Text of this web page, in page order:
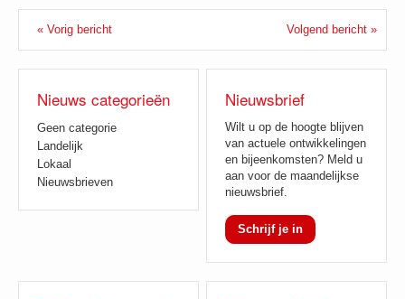
« Vorig bericht Volgend bericht »
Nieuws categorieën
Geen categorie
Landelijk
Lokaal
Nieuwsbrieven
Nieuwsbrief
Wilt u op de hoogte blijven
van actuele ontwikkelingen
en bijeenkomsten? Meld u
aan voor de maandelijkse
nieuwsbrief.
Schrijf je in